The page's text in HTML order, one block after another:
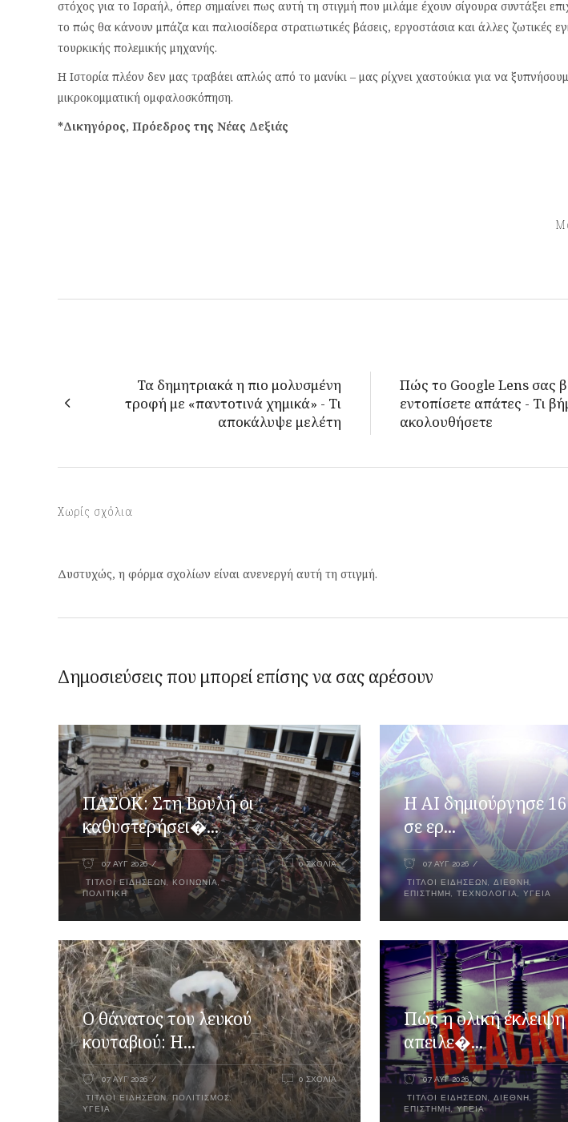
στόχος για το Ισραήλ, όπερ σημαίνει πως αυτή τη στιγμή που μιλάμε έχουν σίγουρα συντάξει
το πώς θα κάνουν μπάζα και παλιοσίδερα στρατιωτικές βάσεις, εργοστάσια και άλλες ζωτικές
τουρκικής πολεμικής μηχανής.
Η Ιστορία πλέον δεν μας τραβάει απλώς από το μανίκι – μας ρίχνει χαστούκια για να
μικροκομματική ομφαλοσκόπηση.
*Δικηγόρος, Πρόεδρος της Νέας Δεξιάς
Τα δημητριακά η πιο μολυσμένη
τροφή με «παντοτινά χημικά» - Τι
αποκάλυψε μελέτη
Πώς το Google Lens σας
εντοπίσετε απάτες - Τι
ακολουθήσετε
Χωρίς σχόλια
Δυστυχώς, η φόρμα σχολίων είναι ανενεργή αυτή τη στιγμή.
Δημοσιεύσεις που μπορεί επίσης να σας αρέσουν
ΠΑΣΟΚ: Στη Βουλή οι
καθυστερήσει�...
07 ΑΥΓ 2026
ΤΊΤΛΟΙ ΕΙΔΉΣΕΩΝ ,ΚΟΙΝΩΝΊΑ
ΠΟΛΙΤΙΚΉ
0 ΣΧΌΛΙΑ
H AI δημιούργησε 16
σε ερ...
07 ΑΥΓ 2026
ΤΊΤΛΟΙ ΕΙΔΉΣΕΩΝ ΔΙΕΘΝΉ
ΕΠΙΣΤΉΜΗ
ΤΕΧΝΟΛΟΓΊΑ ΥΓΕΊΑ
Ο θάνατος του λευκού
κουταβιού: Η...
07 ΑΥΓ 2026
ΤΊΤΛΟΙ ΕΙΔΉΣΕΩΝ, ΠΟΛΙΤΙΣΜΌΣ,
ΥΓΕΊΑ
0 ΣΧΌΛΙΑ
Πώς η ολική
απειλε�...
07 ΑΥΓ 2026
ΤΊΤΛΟΙ ΕΙΔΉΣΕΩΝ ΔΙΕΘΝΉ
ΕΠΙΣΤΉΜΗ ,ΥΓΕΊΑ